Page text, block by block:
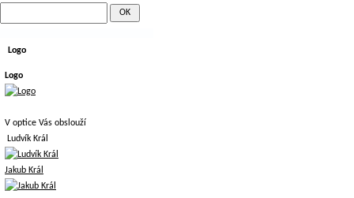
Logo
Logo
V optice Vás obslouží
Ludvík Král
Jakub Král